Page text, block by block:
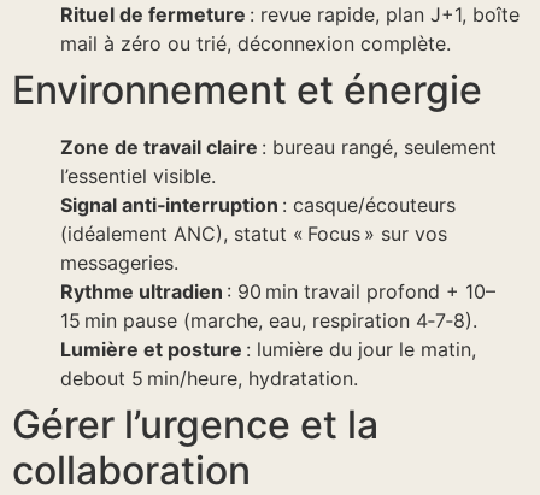
Rituel de fermeture : revue rapide, plan J+1, boîte
mail à zéro ou trié, déconnexion complète.
Environnement et énergie
Zone de travail claire : bureau rangé, seulement
l’essentiel visible.
Signal anti‑interruption : casque/écouteurs
(idéalement ANC), statut « Focus » sur vos
messageries.
Rythme ultradien : 90 min travail profond + 10–
15 min pause (marche, eau, respiration 4‑7‑8).
Lumière et posture : lumière du jour le matin,
debout 5 min/heure, hydratation.
Gérer l’urgence et la
collaboration